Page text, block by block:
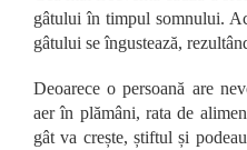
gâtului în timpul somnului.
gâtului se îngustează,
Deoarece o persoană are
aer în plămâni, rata de
gât va crește, știftul și